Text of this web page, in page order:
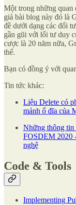
Một trong những quan
giả bài blog này đó là
đề dưới dạng các đối
gần gũi với lối tư duy
cược là 20 năm nữa,
thế.
Bạn có đồng ý với
Tin tức khác:
Liệu Delete có
mảnh ổ đĩa của
Những thông tin
FOSDEM 2020
nghệ
Code & Tools
Implementing